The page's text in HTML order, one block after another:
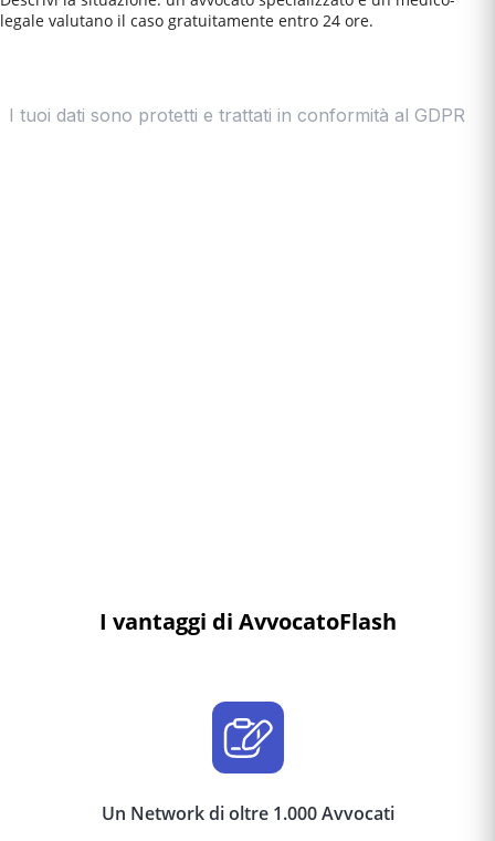
legale valutano il caso gratuitamente entro 24 ore.
I vantaggi di AvvocatoFlash
Un Network di oltre 1.000 Avvocati